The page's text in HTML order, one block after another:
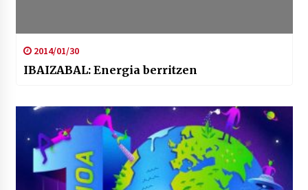
2014/01/30
IBAIZABAL: Energia berritzen